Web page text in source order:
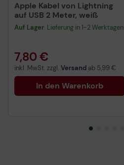
Apple Kabel von Lightning
auf USB 2 Meter, weiß
Auf Lager: Lieferung in 1-2 Werktagen
7,80 €
inkl. MwSt. zzgl. Versand ab 5,99 €
In den Warenkorb